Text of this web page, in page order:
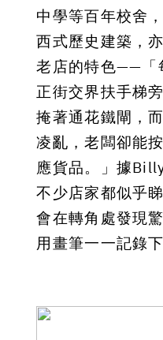
中學等百年校舍
西式歷史建築，
老店的特色——「
正街交界扶手梯
掩著通花鐵閘，
凌亂，老闆卻能
應貨品。」據
不少店家都似乎
會在轉角處發現
用畫筆一一記錄下